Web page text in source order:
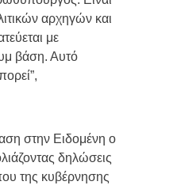
αρχηγών και
με
βάση. Αυτό
στην Ειδομένη ο
δηλώσεις
της κυβέρνησης